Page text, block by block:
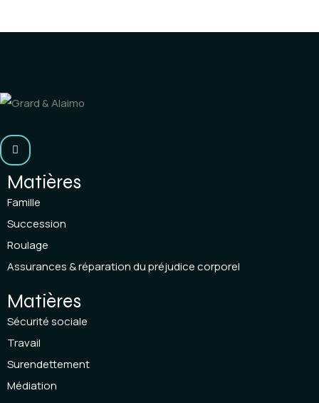
Matières
Famille
Succession
Roulage
Assurances & réparation du préjudice corporel
Matières
Sécurité sociale
Travail
Surendettement
Médiation